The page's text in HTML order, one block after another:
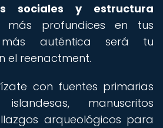
sociales y estructura
más profundices en tus
más auténtica será tu
el reenactment.
con fuentes primarias
manuscritos
arqueológicos para